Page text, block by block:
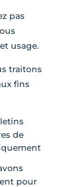
pas
usage.
traitons
fins
de
pour